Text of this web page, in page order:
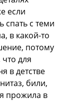
если
спать с теми
в какой-то
потому
что для
в детстве
били,
прожила в